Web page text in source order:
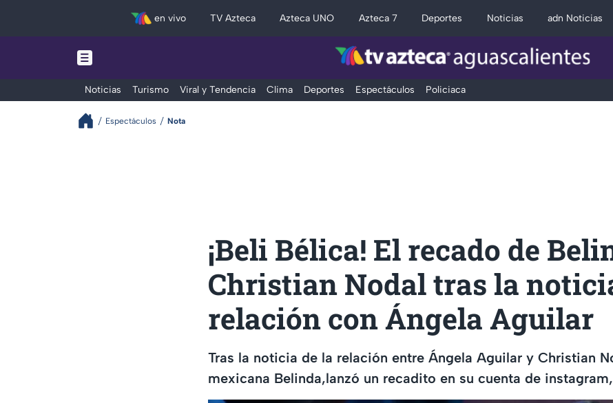
en vivo TV Azteca Azteca UNO Azteca 7 Deportes Noticias adn Noticias
Noticias Turismo Viral y Tendencia Clima Deportes Espectáculos Policiaca
Espectáculos Nota
¡Beli Bélica! El recado de
Christian Nodal tras la
relación con Ángela Aguilar
Tras la noticia de la relación entre Ángela Aguilar y Christian
mexicana Belinda,lanzó un recadito en su cuenta de